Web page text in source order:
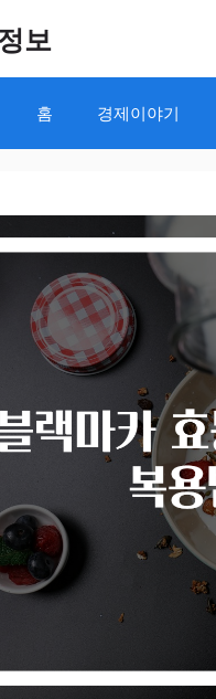
보
홈 경제이야기